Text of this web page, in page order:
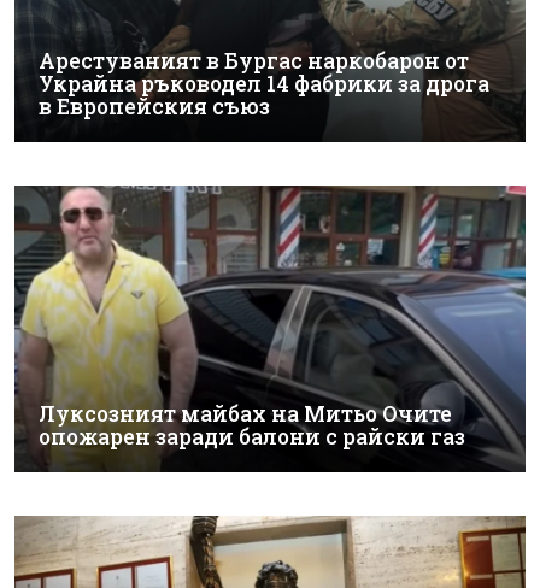
Арестуваният в Бургас наркобарон от
Украйна ръководел 14 фабрики за дрога
в Европейския съюз
Луксозният майбах на Митьо Очите
опожарен заради балони с райски газ